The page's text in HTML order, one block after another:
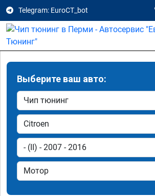
Telegram: EuroCT_bot
Выберите ваш авто: